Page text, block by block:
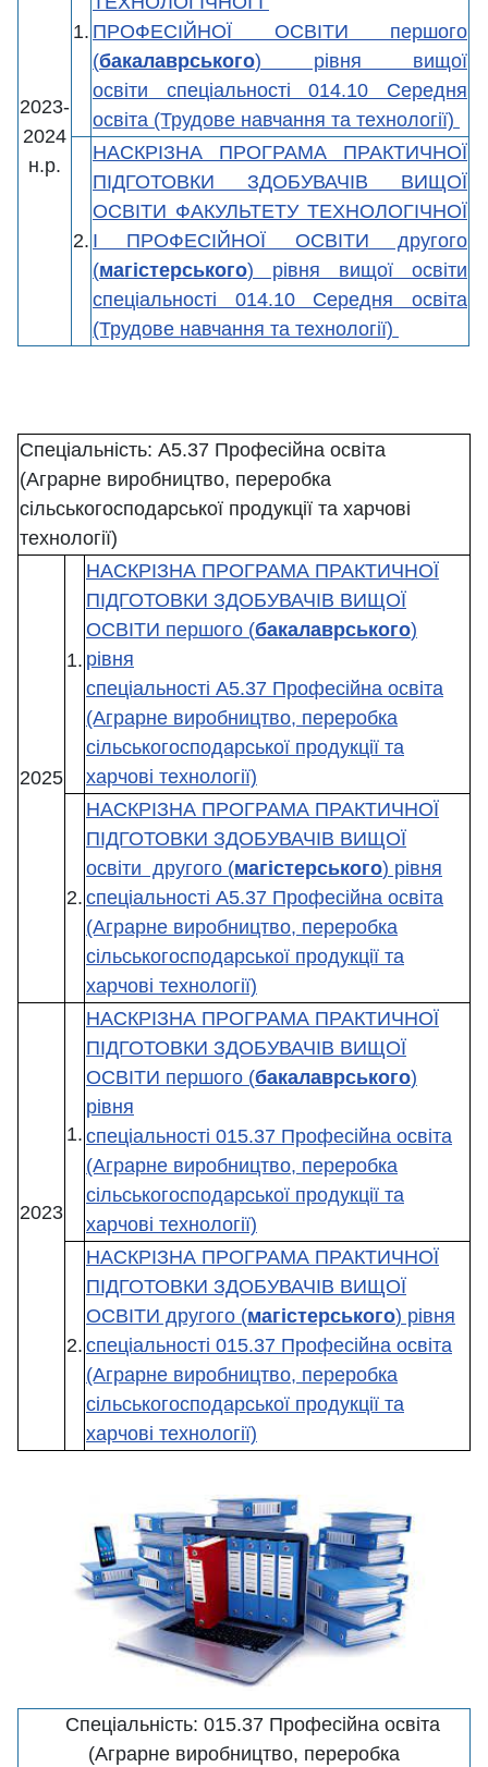
2023-
2024
н.р.
1. ПРОФЕСІЙНОЇ ОСВІТИ першого
(бакалаврського) рівня вищої
освіти спеціальності 014.10 Середня
освіта (Трудове навчання та технології)
2.
НАСКРІЗНА ПРОГРАМА ПРАКТИЧНОЇ
ПІДГОТОВКИ ЗДОБУВАЧІВ ВИЩОЇ
ОСВІТИ ФАКУЛЬТЕТУ ТЕХНОЛОГІЧНОЇ
І ПРОФЕСІЙНОЇ ОСВІТИ другого
(магістерського) рівня вищої освіти
спеціальності 014.10 Середня освіта
(Трудове навчання та технології)
Спеціальність: А5.37 Професійна освіта
(Аграрне виробництво, переробка
сільськогосподарської продукції та харчові
технології)
2025
1.
НАСКРІЗНА ПРОГРАМА ПРАКТИЧНОЇ
ПІДГОТОВКИ ЗДОБУВАЧІВ ВИЩОЇ
ОСВІТИ першого (бакалаврського)
рівня
спеціальності А5.37 Професійна освіта
(Аграрне виробництво, переробка
сільськогосподарської продукції та
харчові технології)
2.
НАСКРІЗНА ПРОГРАМА ПРАКТИЧНОЇ
ПІДГОТОВКИ ЗДОБУВАЧІВ ВИЩОЇ
освіти другого (магістерського) рівня
спеціальності А5.37 Професійна освіта
(Аграрне виробництво, переробка
сільськогосподарської продукції та
харчові технології)
2023
1.
НАСКРІЗНА ПРОГРАМА ПРАКТИЧНОЇ
ПІДГОТОВКИ ЗДОБУВАЧІВ ВИЩОЇ
ОСВІТИ першого (бакалаврського)
рівня
спеціальності 015.37 Професійна освіта
(Аграрне виробництво, переробка
сільськогосподарської продукції та
харчові технології)
2.
НАСКРІЗНА ПРОГРАМА ПРАКТИЧНОЇ
ПІДГОТОВКИ ЗДОБУВАЧІВ ВИЩОЇ
ОСВІТИ другого (магістерського) рівня
спеціальності 015.37 Професійна освіта
(Аграрне виробництво, переробка
сільськогосподарської продукції та
харчові технології)
Спеціальність: 015.37 Професійна освіта
(Аграрне виробництво, переробка